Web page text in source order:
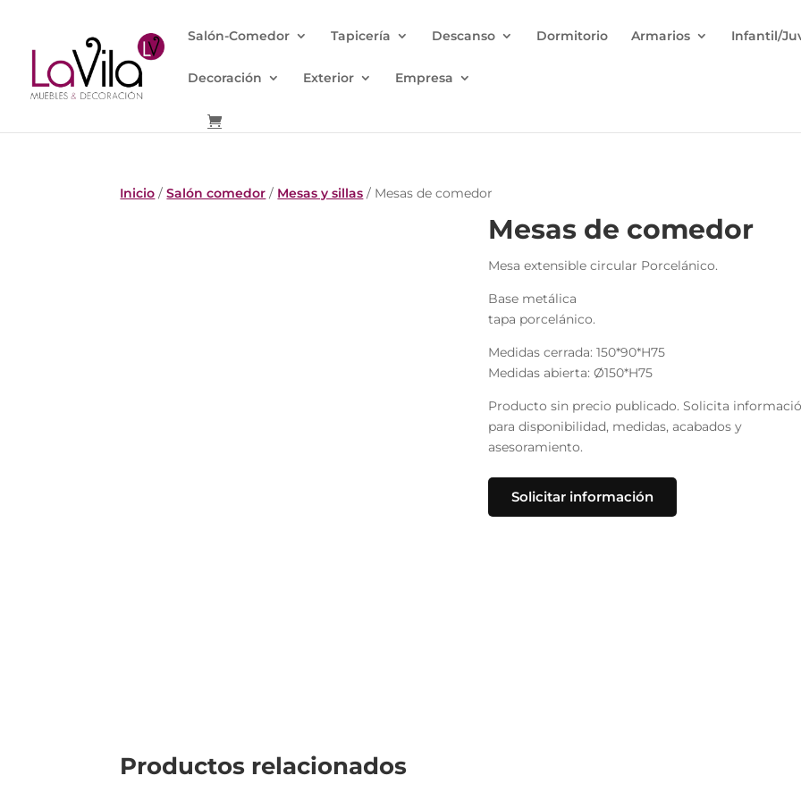
Salón-Comedor Tapicería Descanso Dormitorio Armarios Infantil/
Decoración Exterior Empresa
Inicio /Salón comedor / Mesas y sillas / Mesas de comedor
Mesas de comedor
Mesa extensible circular Porcelánico.
Base metálica
tapa porcelánico.
Medidas cerrada: 150*90*H75
Medidas abierta: Ø150*H75
Producto sin precio publicado. Solicita
para disponibilidad, medidas, acabados y
asesoramiento.
Solicitar información
Productos relacionados